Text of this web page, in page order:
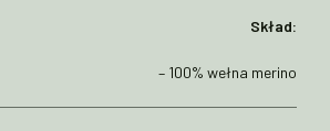
Skład:
– 100% wełna merino